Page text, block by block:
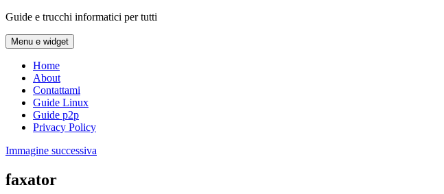
Guide e trucchi informatici per tutti
Menu e widget
Home
About
Contattami
Guide Linux
Guide p2p
Privacy Policy
Immagine successiva
faxator